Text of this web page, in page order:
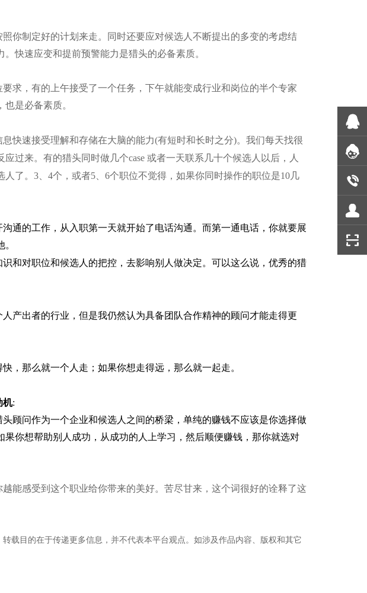
照你制定好的计划来走。同时还要应对候选人不断提出的多变的考虑结
快速应变和提前预警能力是猎头的必备素质。
要求，有的上午接受了一个任务，下午就能变成行业和岗位的半个专家
是必备素质。
快速接受理解和存储在大脑的能力(有短时和长时之分)。我们每天找很
应过来。有的猎头同时做几个case 或者一天联系几十个候选人以后，人
了。 3 4个，或者5 6个职位不觉得，如果你同时操作的职位是10几
通的工作，从入职第一天就开始了电话沟通。而第一通电话，你就要展
和对职位和候选人的把控，去影响别人做决定。可以这么说，优秀的猎
产出者的行业，但是我仍然认为具备团队合作精神的顾问才能走得更
，那么就一个人走；如果你想走得远，那么就一起走。
机:
顾问作为一个企业和候选人之间的桥梁，单纯的赚钱不应该是你选择做
你想帮助别人成功，从成功的人上学习，然后顺便赚钱，那你就选对
能感受到这个职业给你带来的美好。苦尽甘来，这个词很好的诠释了这
载目的在于传递更多信息，并不代表本平台观点。如涉及作品内容、版权和其它